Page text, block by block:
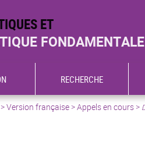
ET
FONDAMENTALE
RECHERCHE
>Version française>Appels en cours>